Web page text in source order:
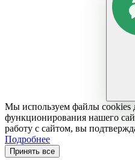
Мы используем файлы cookies
функционирования нашего
работу с сайтом, вы
Подробнее
Принять все